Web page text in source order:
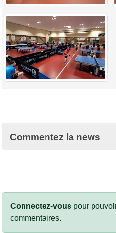
Commentez la news
Connectez-vous pour
commentaires.